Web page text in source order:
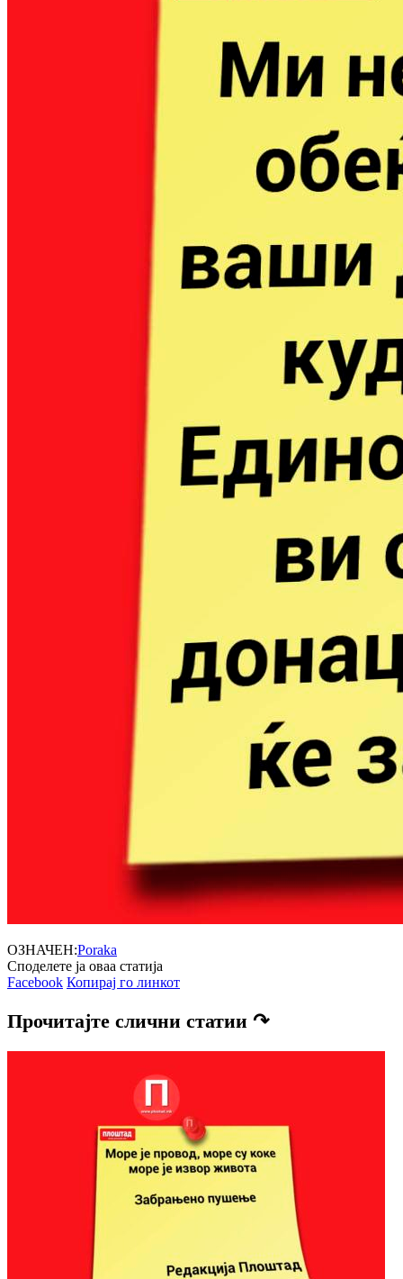
ОЗНАЧЕН:Poraka
Споделете ја оваа статија
Facebook Копирај го линкот
Прочитајте слични статии ↷